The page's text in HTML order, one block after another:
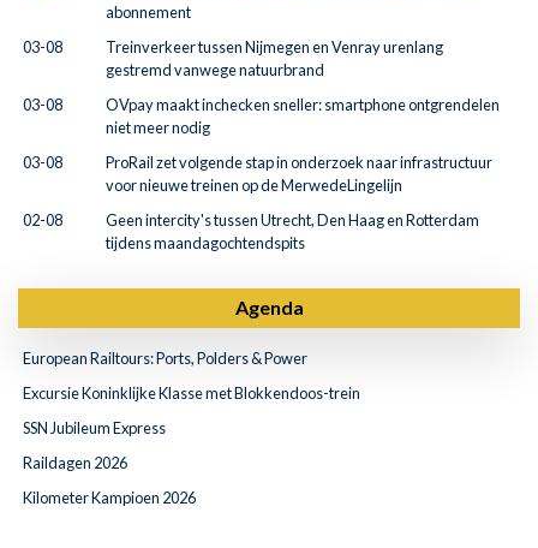
abonnement
03-08
Treinverkeer tussen Nijmegen en Venray urenlang
gestremd vanwege natuurbrand
03-08
OVpay maakt inchecken sneller: smartphone ontgrendelen
niet meer nodig
03-08
ProRail zet volgende stap in onderzoek naar infrastructuur
voor nieuwe treinen op de MerwedeLingelijn
02-08
Geen intercity's tussen Utrecht, Den Haag en Rotterdam
tijdens maandagochtendspits
Agenda
European Railtours: Ports, Polders & Power
Excursie Koninklijke Klasse met Blokkendoos-trein
SSN Jubileum Express
Raildagen 2026
Kilometer Kampioen 2026